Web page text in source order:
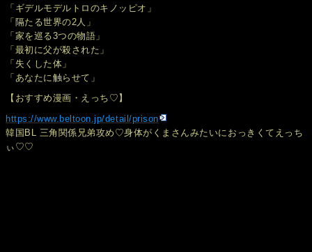
「ギデルモデルトロのキノッピオ」
「隔たる世界の2人」
「家を巡る3つの物語」
「最初に父が殺された」
「失くした体」
「あなたに触らせて」
【おすすめ漫画・えっち♡】
https://www.beltoon.jp/detail/prison
韓国BL 三角関係兄弟攻め♡身体がくまさんみたいにおっきくてえっち
ぃ♡♡